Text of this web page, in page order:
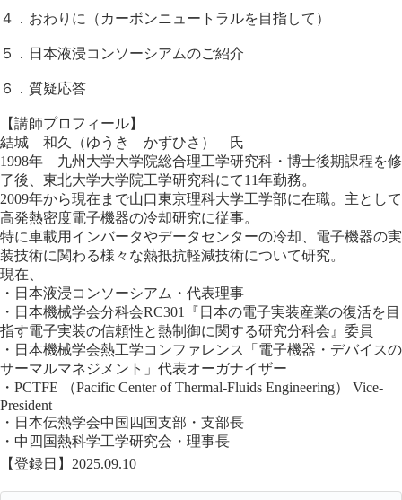
４．おわりに（カーボンニュートラルを目指して）
５．日本液浸コンソーシアムのご紹介
６．質疑応答
【講師プロフィール】
結城 和久（ゆうき かずひさ） 氏
1998年 九州大学大学院総合理工学研究科・博士後期課程を修
了後、東北大学大学院工学研究科にて11年勤務。
2009年から現在まで山口東京理科大学工学部に在職。主として
高発熱密度電子機器の冷却研究に従事。
特に車載用インバータやデータセンターの冷却、電子機器の実
装技術に関わる様々な熱抵抗軽減技術について研究。
現在、
・日本液浸コンソーシアム・代表理事
・日本機械学会分科会RC301『日本の電子実装産業の復活を目
指す電子実装の信頼性と熱制御に関する研究分科会』委員
・日本機械学会熱工学コンファレンス「電子機器・デバイスの
サーマルマネジメント」代表オーガナイザー
・PCTFE （Pacific Center of Thermal-Fluids Engineering） Vice-
President
・日本伝熱学会中国四国支部・支部長
・中四国熱科学工学研究会・理事長
【登録日】2025.09.10